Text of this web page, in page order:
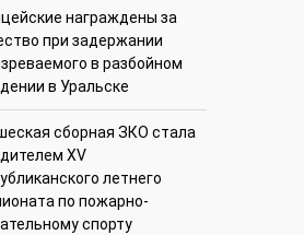
награждены за
при задержании
в разбойном
в Уральске
сборная ЗКО стала
XV
летнего
по пожарно-
спорту